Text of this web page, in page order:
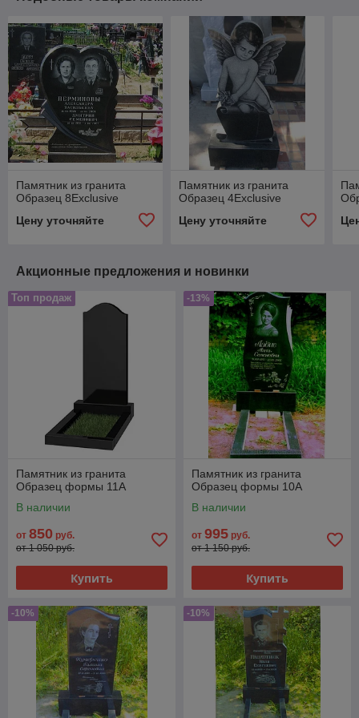
Памятник из гранита
Образец 8Exclusive
Цену уточняйте
Памятник из гранита
Образец 4Exclusive
Цену уточняйте
Акционные предложения и новинки
Топ продаж
Памятник из гранита
Образец формы 11А
В наличии
от 850 руб.
от 1 050 руб.
Купить
-13%
Памятник из гранита
Образец формы 10А
В наличии
от 995 руб.
от 1 150 руб.
Купить
-10% -10%